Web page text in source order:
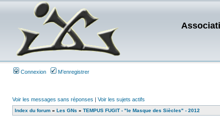
Connexion M’enregistrer
Voir les messages sans réponses | Voir les sujets actifs
Index du forum » Les GNs » TEMPUS FUGIT - "le Masque des Siècles" - 2012